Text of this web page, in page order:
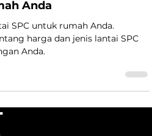
Lantai SPC Sebagai
Anda
SPC untuk rumah Anda.
Anda.